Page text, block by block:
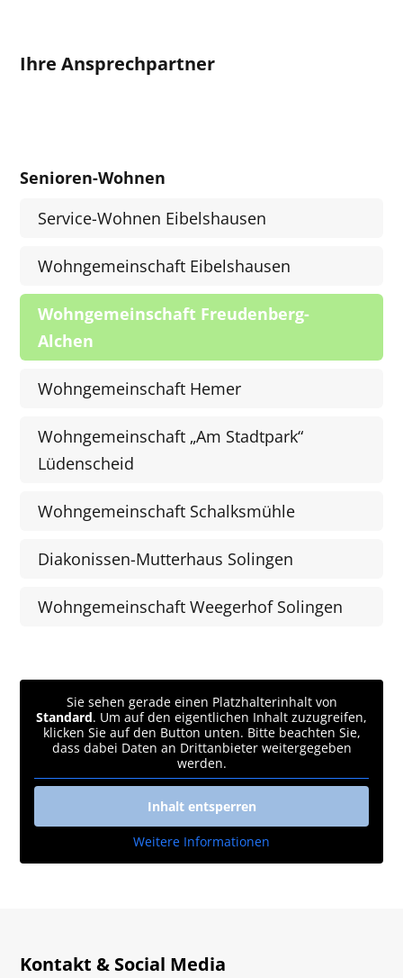
Ihre Ansprechpartner
Senioren-Wohnen
Service-Wohnen Eibelshausen
Wohngemeinschaft Eibelshausen
Wohngemeinschaft Freudenberg-
Alchen
Wohngemeinschaft Hemer
Wohngemeinschaft „Am Stadtpark“
Lüdenscheid
Wohngemeinschaft Schalksmühle
Diakonissen-Mutterhaus Solingen
Wohngemeinschaft Weegerhof Solingen
Sie sehen gerade einen Platzhalterinhalt von
Standard. Um auf den eigentlichen Inhalt zuzugreifen,
klicken Sie auf den Button unten. Bitte beachten Sie,
dass dabei Daten an Drittanbieter weitergegeben
werden.
Inhalt entsperren
Weitere Informationen
Kontakt & Social Media